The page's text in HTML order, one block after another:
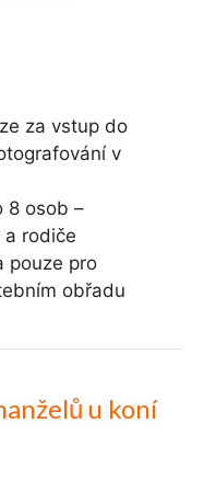
za vstup do
v
8 osob –
a rodiče
pouze pro
obřadu
u koní